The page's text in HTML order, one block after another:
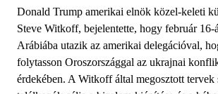
Donald Trump amerikai elnök közel-keleti
Steve Witkoff, bejelentette, hogy február 16-
Arábiába utazik az amerikai delegációval,
folytasson Oroszországgal az ukrajnai
érdekében. A Witkoff által megosztott tervek